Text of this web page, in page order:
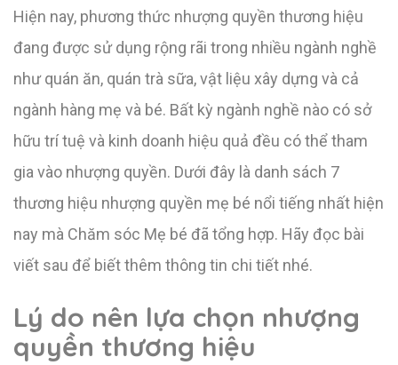
Hiện nay, phương thức nhượng quyền thương hiệu
đang được sử dụng rộng rãi trong nhiều ngành nghề
như quán ăn, quán trà sữa, vật liệu xây dựng và cả
ngành hàng mẹ và bé. Bất kỳ ngành nghề nào có sở
hữu trí tuệ và kinh doanh hiệu quả đều có thể tham
gia vào nhượng quyền. Dưới đây là danh sách 7
thương hiệu nhượng quyền mẹ bé nổi tiếng nhất hiện
nay mà Chăm sóc Mẹ bé đã tổng hợp. Hãy đọc bài
viết sau để biết thêm thông tin chi tiết nhé.
Lý do nên lựa chọn nhượng
quyền thương hiệu